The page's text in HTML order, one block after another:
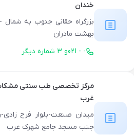
خندان
بزرگراه حقانی جنوب به شمال
بهشت مادران
021 - -و 3 شماره دیگر
مرکز تخصصی طب سنتی
غرب
میدان صنعت-بلوار فرح زادی-
جنب مسجد جامع شهرک غرب